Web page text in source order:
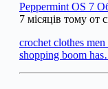
Peppermint OS 7
7 місяців тому от
crochet clothes
shopping boom